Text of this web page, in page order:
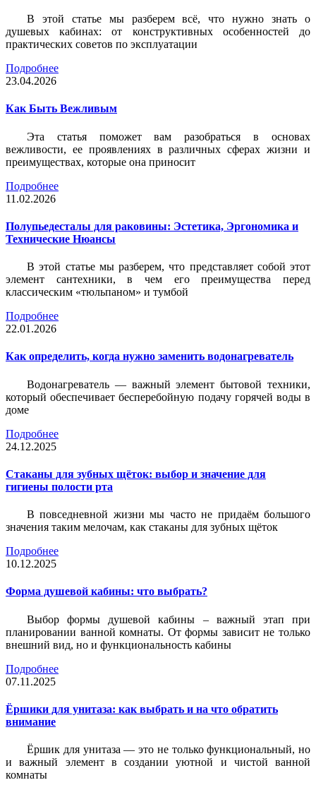
В этой статье мы разберем всё, что нужно знать о
душевых кабинах: от конструктивных особенностей до
практических советов по эксплуатации
Подробнее
23.04.2026
Как Быть Вежливым
Эта статья поможет вам разобраться в основах
вежливости, ее проявлениях в различных сферах жизни и
преимуществах, которые она приносит
Подробнее
11.02.2026
Полупьедесталы для раковины: Эстетика, Эргономика и
Технические Нюансы
В этой статье мы разберем, что представляет собой этот
элемент сантехники, в чем его преимущества перед
классическим «тюльпаном» и тумбой
Подробнее
22.01.2026
Как определить, когда нужно заменить водонагреватель
Водонагреватель — важный элемент бытовой техники,
который обеспечивает бесперебойную подачу горячей воды в
доме
Подробнее
24.12.2025
Стаканы для зубных щёток: выбор и значение для
гигиены полости рта
В повседневной жизни мы часто не придаём большого
значения таким мелочам, как стаканы для зубных щёток
Подробнее
10.12.2025
Форма душевой кабины: что выбрать?
Выбор формы душевой кабины – важный этап при
планировании ванной комнаты. От формы зависит не только
внешний вид, но и функциональность кабины
Подробнее
07.11.2025
Ёршики для унитаза: как выбрать и на что обратить
внимание
Ёршик для унитаза — это не только функциональный, но
и важный элемент в создании уютной и чистой ванной
комнаты